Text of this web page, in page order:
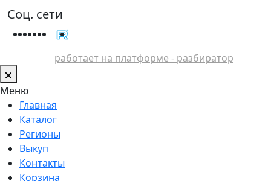
Соц. сети
работает на платформе - разбиратор
Меню
Главная
Каталог
Регионы
Выкуп
Контакты
Корзина